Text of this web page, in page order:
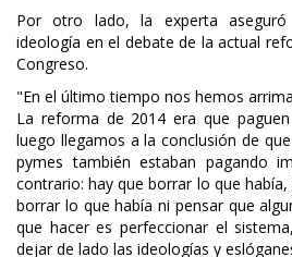
Por otro lado, la experta
ideología en el debate de la actual
Congreso.
"En el último tiempo nos hemos
La reforma de 2014 era que
luego llegamos a la conclusión de
pymes también estaban pagando
contrario: hay que borrar lo que
borrar lo que había ni pensar que
que hacer es perfeccionar el
dejar de lado las ideologías y